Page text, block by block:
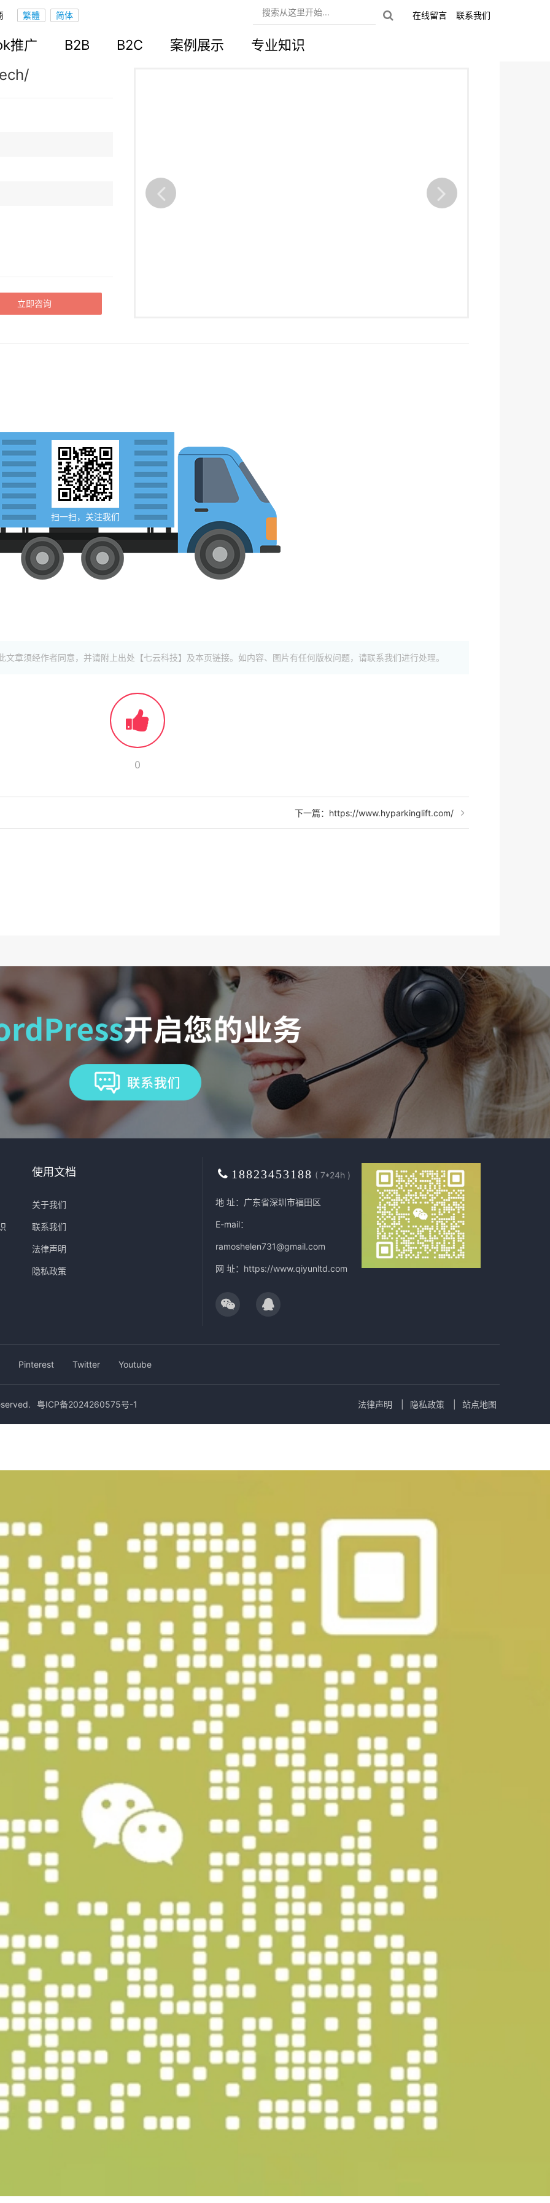
在线留言 联系我们
推广 B2B B2C 案例展示 专业知识
立即咨询
扫一扫，关注我们
章须经作者同意，并请附上出处【七云科技】及本页链接。如内容、图片有任何版权问题，请联系我们进行处理。
0
下一篇：https://www.hyparkinglift.com/
使用文档
关于我们
联系我们
法律声明
隐私政策
18823453188 ( 7*24h )
地 址：广东省深圳市福田区
E-mail：
ramoshelen731@gmail.com
网 址： https://www.qiyunltd.com
Pinterest Twitter Youtube
粤ICP备2024260575号-1 法律声明 隐私政策 站点地图